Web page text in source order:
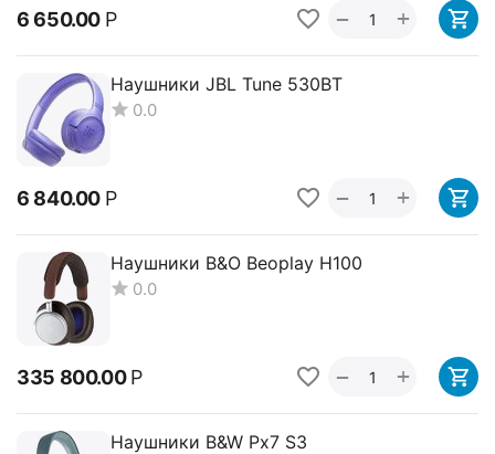
6 650.00 Р +
−
Наушники JBL Tune 530BT
0.0
6 840.00 Р +
−
Наушники B&O Beoplay H100
0.0
335 800.00 Р +
−
Наушники B&W Px7 S3